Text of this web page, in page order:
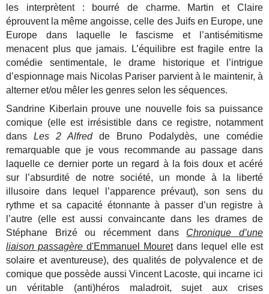
les interprètent : bourré de charme. Martin et Claire
éprouvent la même angoisse, celle des Juifs en Europe, une
Europe dans laquelle le fascisme et l’antisémitisme
menacent plus que jamais. L’équilibre est fragile entre la
comédie sentimentale, le drame historique et l’intrigue
d’espionnage mais Nicolas Pariser parvient à le maintenir, à
alterner et/ou mêler les genres selon les séquences.
Sandrine Kiberlain prouve une nouvelle fois sa puissance
comique (elle est irrésistible dans ce registre, notamment
dansLes 2 Alfredde Bruno Podalydès, une comédie
remarquable que je vous recommande au passage dans
laquelle ce dernier porte un regard à la fois doux et acéré
sur l’absurdité de notre société, un monde à la liberté
illusoire dans lequel l’apparence prévaut), son sens du
rythme et sa capacité étonnante à passer d’un registre à
l’autre (elle est aussi convaincante dans les drames de
Stéphane Brizé ou récemment dans Chronique d’une
liaison passagèred'Emmanuel Mouretdans lequel elle est
solaire et aventureuse), des qualités de polyvalence et de
comique que possède aussi Vincent Lacoste, qui incarne ici
un véritable (anti)héros maladroit, sujet aux crises